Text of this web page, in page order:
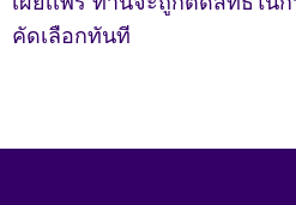
คัดเลือกทันที